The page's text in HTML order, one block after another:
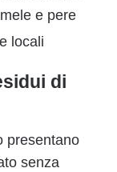
e pere
e locali
di
presentano
senza